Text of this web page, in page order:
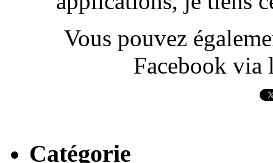
Vous pouvez
Facebook via
Catégorie